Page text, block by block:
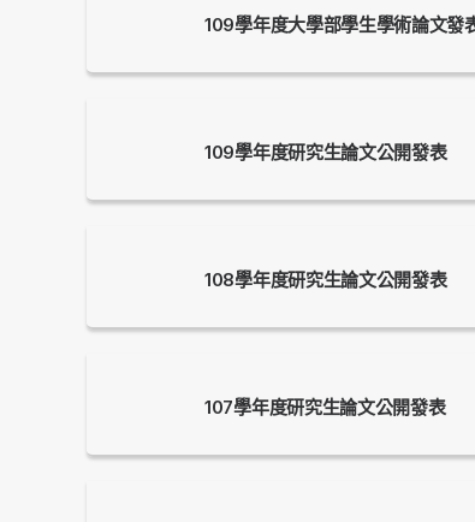
109學年度大學部學生學術論文發
109學年度研究生論文公開發表
108學年度研究生論文公開發表
107學年度研究生論文公開發表